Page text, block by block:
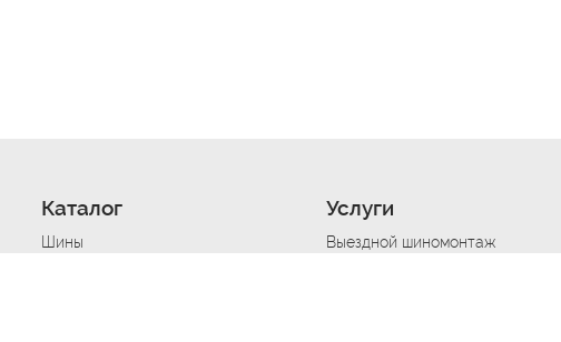
Каталог
Шины
Услуги
Выездной шиномонтаж